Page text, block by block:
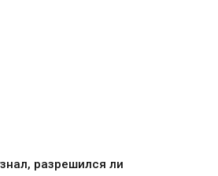
разрешился ли